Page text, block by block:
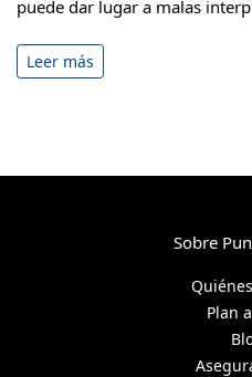
puede dar lugar a malas
Leer más
Sobre
Plan